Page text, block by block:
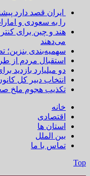
ایران قصد دارد
را به سعودی و
هند و چین برای
می‌دهند
سهمیه‌بندی
استقبال مردم از
دو میلیارد بازدید
انتخاب دبیر کل
تکذیب هجوم ملخ
خانه
اقتصادی
استان ها
بین الملل
تماس با ما
Top